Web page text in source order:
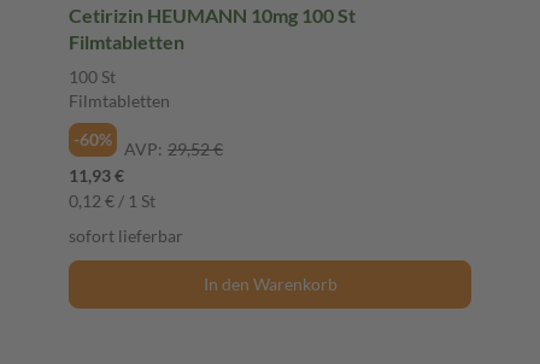
Cetirizin HEUMANN 10mg 100 St
Filmtabletten
100 St
Filmtabletten
-60%
AVP: 29,52 €
11,93 €
0,12 € / 1 St
sofort lieferbar
In den Warenkorb